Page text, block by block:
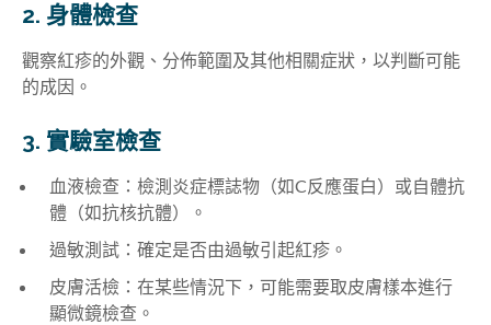
2. 身體檢查
觀察紅疹的外觀、分佈範圍及其他相關症狀，以判斷可能
的成因。
3. 實驗室檢查
血液檢查：檢測炎症標誌物（如C反應蛋白）或自體抗
體（如抗核抗體）。
過敏測試：確定是否由過敏引起紅疹。
皮膚活檢：在某些情況下，可能需要取皮膚樣本進行
顯微鏡檢查。